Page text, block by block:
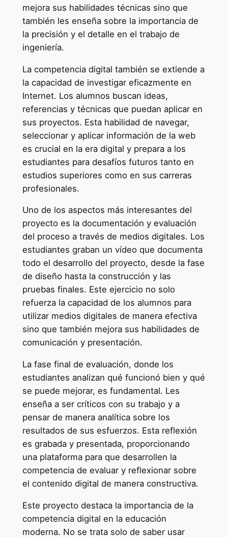
mejora sus habilidades técnicas sino que
también les enseña sobre la importancia de
la precisión y el detalle en el trabajo de
ingeniería.
La competencia digital también se extiende a
la capacidad de investigar eficazmente en
Internet. Los alumnos buscan ideas,
referencias y técnicas que puedan aplicar en
sus proyectos. Esta habilidad de navegar,
seleccionar y aplicar información de la web
es crucial en la era digital y prepara a los
estudiantes para desafíos futuros tanto en
estudios superiores como en sus carreras
profesionales.
Uno de los aspectos más interesantes del
proyecto es la documentación y evaluación
del proceso a través de medios digitales. Los
estudiantes graban un vídeo que documenta
todo el desarrollo del proyecto, desde la fase
de diseño hasta la construcción y las
pruebas finales. Este ejercicio no solo
refuerza la capacidad de los alumnos para
utilizar medios digitales de manera efectiva
sino que también mejora sus habilidades de
comunicación y presentación.
La fase final de evaluación, donde los
estudiantes analizan qué funcionó bien y qué
se puede mejorar, es fundamental. Les
enseña a ser críticos con su trabajo y a
pensar de manera analítica sobre los
resultados de sus esfuerzos. Esta reflexión
es grabada y presentada, proporcionando
una plataforma para que desarrollen la
competencia de evaluar y reflexionar sobre
el contenido digital de manera constructiva.
Este proyecto destaca la importancia de la
competencia digital en la educación
moderna. No se trata solo de saber usar